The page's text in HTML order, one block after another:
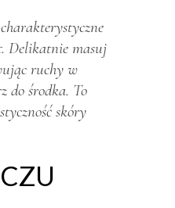
Delikatnie masuj
ruchy w
do środka. To
skóry